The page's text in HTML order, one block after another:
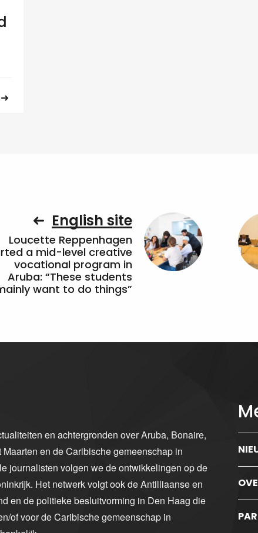
English site
Loucette Reppenhagen
a mid-level creative
vocational program in
Aruba: “These students
want to do things”
en achtergronden over Aruba, Bonaire,
en de Caribische gemeenschap in
journalisten volgen we de ontwikkelingen op de
Het netwerk volgt ook de Antilliaanse en
en de politieke besluitvorming in Den Haag die
of voor de Caribische gemeenschap in